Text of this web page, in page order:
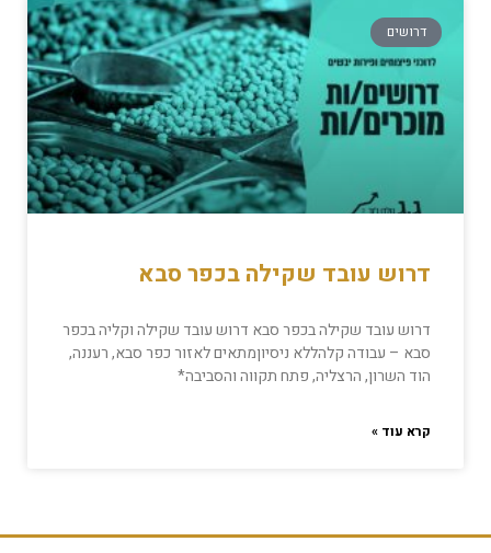
דרושים
דרוש עובד שקילה בכפר סבא
דרוש עובד שקילה בכפר סבא דרוש עובד שקילה וקליה בכפר
סבא – עבודה קלהללא ניסיוןמתאים לאזור כפר סבא, רעננה,
הוד השרון, הרצליה, פתח תקווה והסביבה*
קרא עוד »